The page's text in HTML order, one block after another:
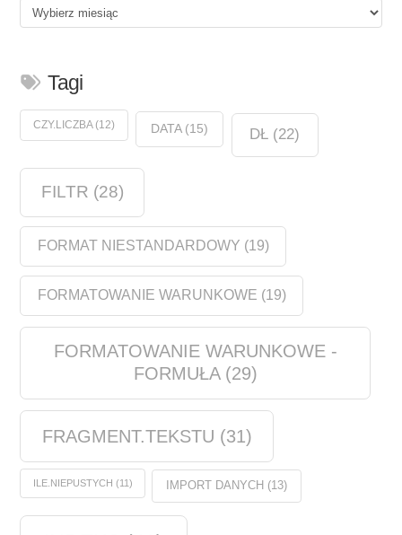
Historia
Tagi
CZY.LICZBA(12) DATA(15) DŁ (22)
FILTR (28)
FORMAT NIESTANDARDOWY (19)
FORMATOWANIE WARUNKOWE (19)
FORMATOWANIE WARUNKOWE -
FORMUŁA(29)
FRAGMENT.TEKSTU (31)
ILE.NIEPUSTYCH (11) IMPORT DANYCH (13)